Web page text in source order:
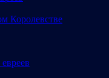
Королевстве